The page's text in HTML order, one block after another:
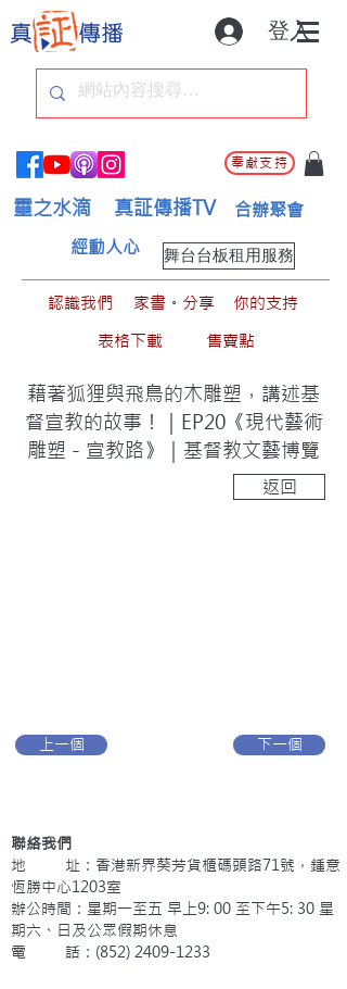
登入
奉獻支持
靈之水滴 真証傳播TV 合辦聚會
舞台台板租用服務
經動人心
認識我們 家書。分享
你的支持
表格下載
售賣點
藉著狐狸與飛鳥的木雕塑，講述基
督宣教的故事！｜EP20《現代藝術
雕塑－宣教路》｜基督教文藝博覽
返回
上一個 下一個
聯絡我們
地 址：香港新界葵芳貨櫃碼頭路71號，鍾意
恆勝中心1203室
辦公時間：星期一至五 早上9: 00 至下午5: 30 星
期六、日及公眾假期休息
電 話：(852) 2409-1233